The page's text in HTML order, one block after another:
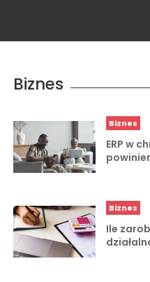
Biznes
Biznes
ERP w
Biznes
Ile